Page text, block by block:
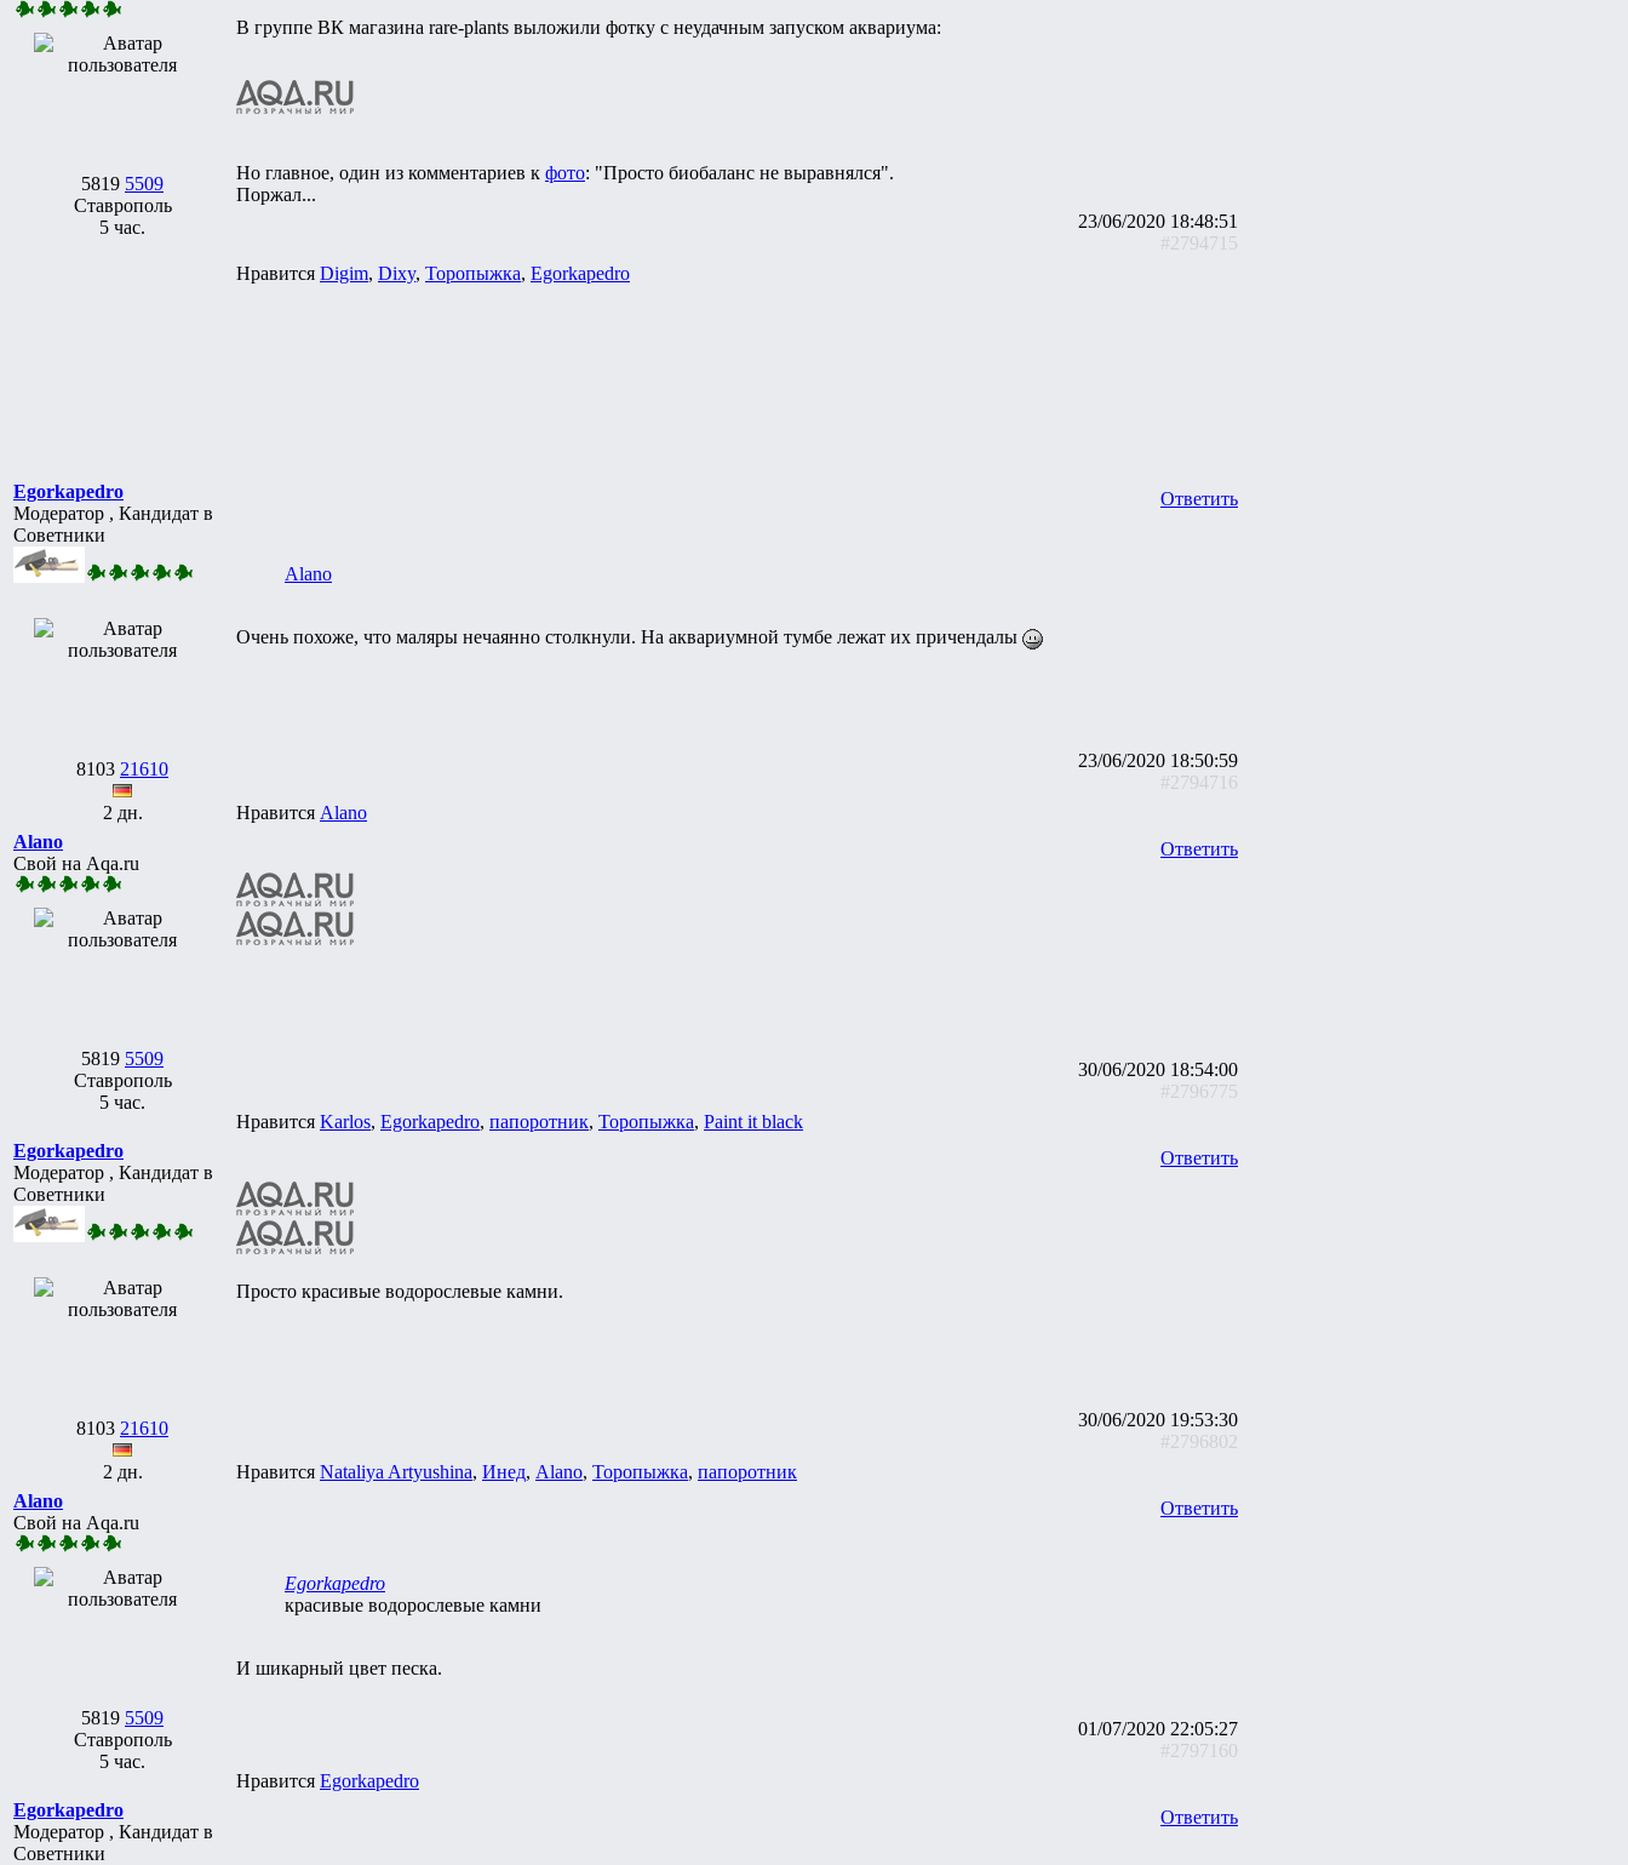
5819 5509
Ставрополь
5 час.
В группе ВК магазина rare-plants выложили фотку с неудачным запуском аквариума:
Но главное, один из комментариев к фото: "Просто биобаланс не выравнялся".
Поржал...
23/06/2020 18:48:51
#2794715
Нравится Digim, Dixy, Торопыжка, Egorkapedro
Egorkapedro
Модератор , Кандидат в
Советники
8103 21610
2 дн.
Ответить
Alano
Очень похоже, что маляры нечаянно столкнули. На аквариумной тумбе лежат их причендалы
23/06/2020 18:50:59
#2794716
Нравится Alano
Alano
Свой на Aqa.ru
5819 5509
Ставрополь
5 час.
Ответить
30/06/2020 18:54:00
#2796775
Нравится Karlos, Egorkapedro, папоротник, Торопыжка, Paint it black
Egorkapedro
Модератор , Кандидат в
Советники
8103 21610
2 дн.
Ответить
Просто красивые водорослевые камни.
30/06/2020 19:53:30
#2796802
Нравится Nataliya Artyushina, Инед, Alano, Торопыжка, папоротник
Alano
Свой на Aqa.ru
5819 5509
Ставрополь
5 час.
Ответить
Egorkapedro
красивые водорослевые камни
И шикарный цвет песка.
01/07/2020 22:05:27
#2797160
Нравится Egorkapedro
Egorkapedro
Модератор , Кандидат в
Советники
Ответить